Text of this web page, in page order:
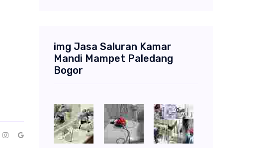
img Jasa Saluran Kamar
Mandi Mampet Paledang
Bogor